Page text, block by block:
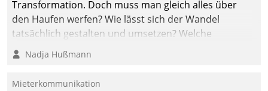
und auf Wunsch über
mehrere zuvor
Kommunikationswege bei
Transformation. Doch muss man gleich alles über
den Haufen werfen? Wie lässt sich der Wandel
tatsächlich gestalten und umsetzen? Welche
Argumente zählen wirklich?
Nadja Hußmann
Mieterkommunikation